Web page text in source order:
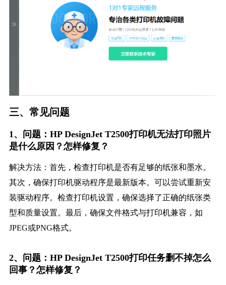
三、常见问题
1、问题：HP DesignJet T2500打印机无法打印照片
是什么原因？怎样修复？
解决方法：首先，检查打印机是否有足够的纸张和墨水。
其次，确保打印机驱动程序是最新版本。可以尝试重新安
装驱动程序。检查打印机设置，确保选择了正确的纸张类
型和质量设置。最后，确保文件格式与打印机兼容，如
JPEG或PNG格式。
2、问题：HP DesignJet T2500打印任务删不掉怎么
回事？怎样修复？